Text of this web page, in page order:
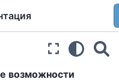
возможности